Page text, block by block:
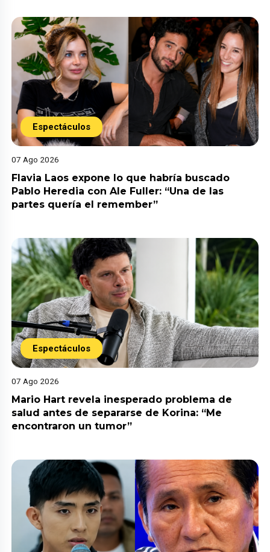
Espectáculos
07 Ago 2026
Flavia Laos expone lo que habría buscado
Pablo Heredia con Ale Fuller: “Una de las
partes quería el remember”
Espectáculos
07 Ago 2026
Mario Hart revela inesperado problema de
salud antes de separarse de Korina: “Me
encontraron un tumor”